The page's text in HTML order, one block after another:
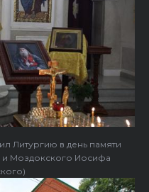
Литургию в день памяти
и Моздокского Иосифа